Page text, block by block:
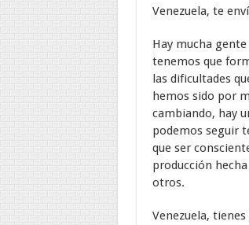
Venezuela, te
Hay mucha
tenemos que
las dificultades
hemos sido por
cambiando, hay
podemos seguir
que ser
producción
otros.
Venezuela,